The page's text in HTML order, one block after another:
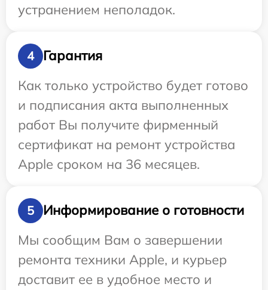
устранением неполадок.
4
Гарантия
Как только устройство будет готово
и подписания акта выполненных
работ Вы получите фирменный
сертификат на ремонт устройства
Apple сроком на 36 месяцев.
5
Информирование о готовности
Мы сообщим Вам о завершении
ремонта техники Apple, и курьер
доставит ее в удобное место и